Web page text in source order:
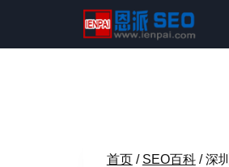
内
首页 / SEO百科 / 深